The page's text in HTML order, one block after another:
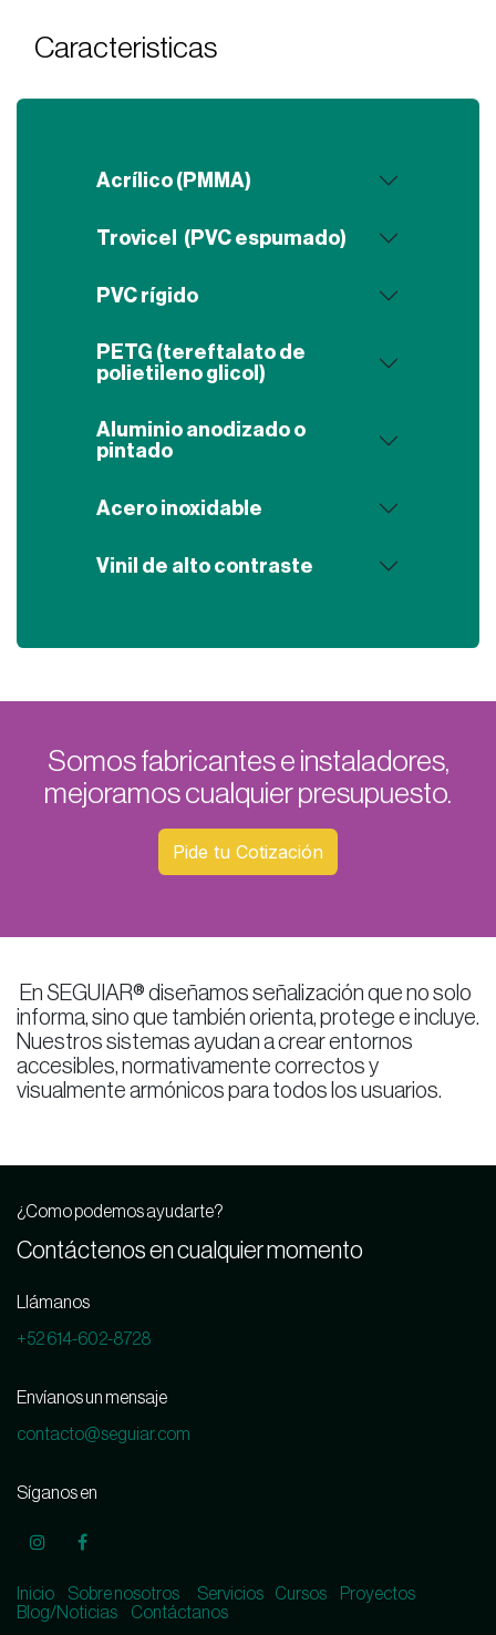
Caracteristicas
Acrílico (PMMA)
Trovicel (PVC espumado)
PVC rígido
PETG (tereftalato de
polietileno glicol)
Aluminio anodizado o
Somos fabricantes e instaladores,
mejoramos cualquier presupuesto.
Pide tu Cotización
En SEGUIAR® diseñamos señalización que no solo
informa, sino que también orienta, protege e incluye.
Nuestros sistemas ayudan a crear entornos
accesibles, normativamente correctos y
visualmente armónicos para todos los usuarios.
¿Como podemos ayudarte?
Contáctenos en cualquier momento
Llámanos
+52 614-602-8728
Envíanos un mensaje
contacto@seguiar.com
Síganos en
Inicio Sobre nosotros Servicios Cursos
Proyectos
Blog/Noticias
Contáctanos